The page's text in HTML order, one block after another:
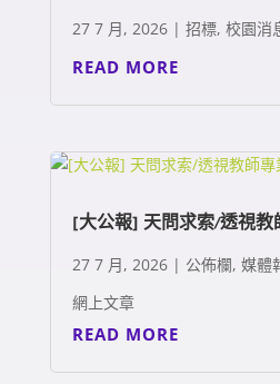
27 7 月, 2026| 招標, 校園消
READ MORE
[大公報] 天問求索/透視教
27 7 月, 2026| 公佈欄, 媒體
網上文章
READ MORE